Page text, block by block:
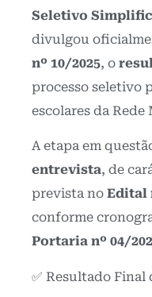
Seletivo
divulgou
nº 10/2025, o
processo seletivo
escolares da
A etapa em
entrevista, de
prevista no Edital
conforme
Portaria nº 04/
✅ Resultado Final